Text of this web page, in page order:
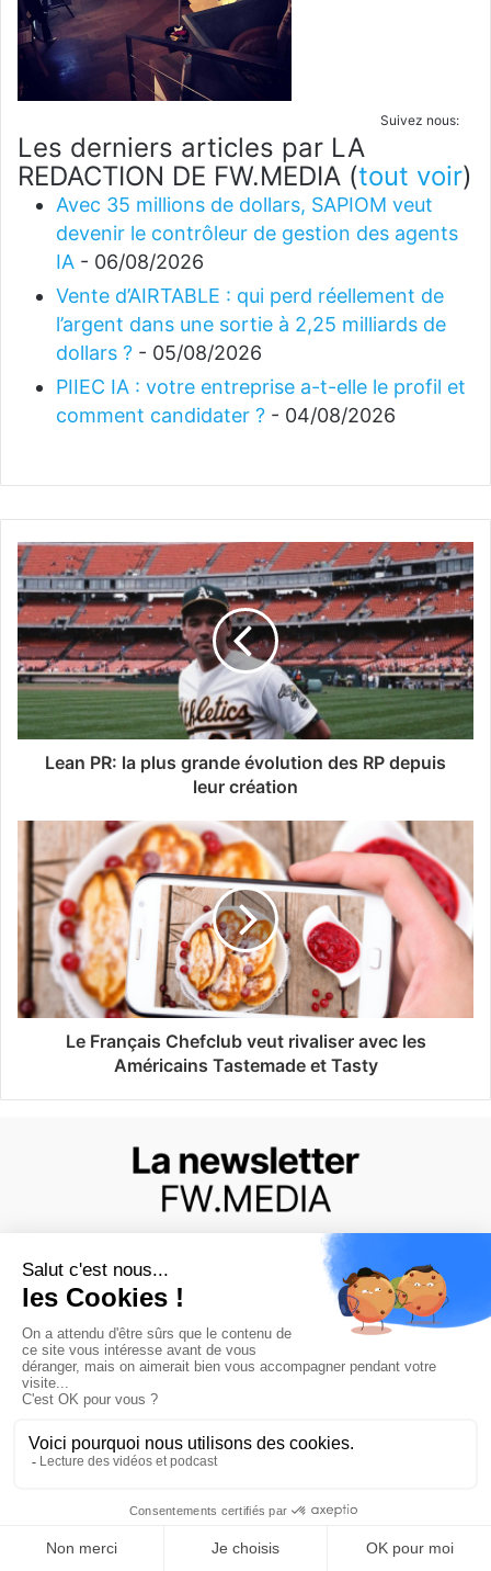
Suivez nous:
Les derniers articles par LA
REDACTION DE FW.MEDIA (tout voir)
Avec 35 millions de dollars, SAPIOM veut
devenir le contrôleur de gestion des agents
IA - 06/08/2026
Vente d’AIRTABLE : qui perd réellement de
l’argent dans une sortie à 2,25 milliards de
dollars ? - 05/08/2026
PIIEC IA : votre entreprise a-t-elle le profil et
comment candidater ? - 04/08/2026
Lean PR: la plus grande évolution des RP depuis
leur création
Le Français Chefclub veut rivaliser avec les
Américains Tastemade et Tasty